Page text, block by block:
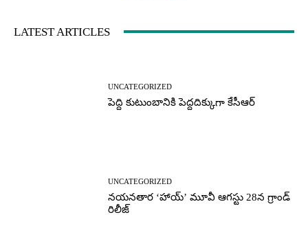
LATEST ARTICLES
UNCATEGORIZED
పెద్ది కుటుంబానికి పెద్దదిక్కుగా కేసీఆర్
UNCATEGORIZED
నయనతార ‘హాయ్’ మూవీ ఆగస్టు 28న గ్రాండ్
రిలీజ్